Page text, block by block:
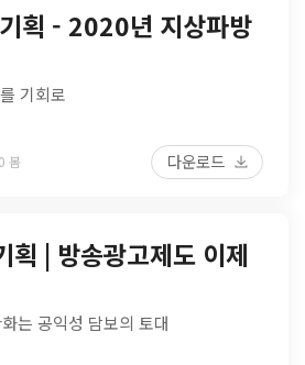
획 - 2020년 지상파방
기회로
봄 다운로드
| 방송광고제도 이제
는 공익성 담보의 토대